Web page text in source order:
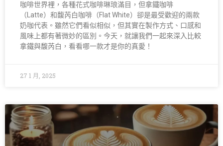
咖啡世界裡，各種花式咖啡琳琅滿目，但拿鐵咖啡
（Latte）和馥芮白咖啡（Flat White）卻是最受歡迎的兩款
奶咖代表。雖然它們看似相似，但其實在製作方式、口感和
風味上都有著微妙的區別。今天，就讓我們一起來深入比較
拿鐵與馥芮白，看看哪一款才是你的真愛！
27 1 月, 2025